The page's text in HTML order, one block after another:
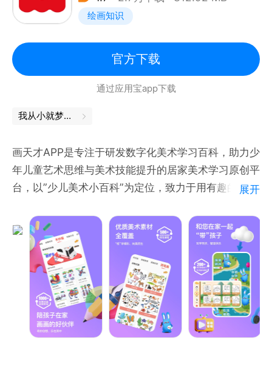
绘画知识
官方下载
通过应用宝app下载
我从小就梦想当一个画家
画天才APP是专注于研发数字化美术学习百科，助力少
年儿童艺术思维与美术技能提升的居家美术学习原创平
台，以”少儿美术小百科”为定位，致力于用有趣的方
创作灵感与探索欲望，用海量的美术素材成为孩子在家
画画的好伙伴、家长辅导孩子的好家教。
展开